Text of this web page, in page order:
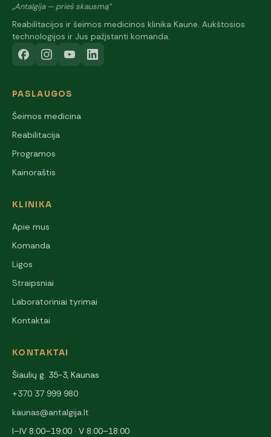
„Antalgija — prieš skausmą"
Reabilitacijos ir šeimos medicinos klinika Kaune. Aukštosios
technologijos ir Jus pažįstanti komanda.
PASLAUGOS
Šeimos medicina
Reabilitacija
Programos
Kainoraštis
KLINIKA
Apie mus
Komanda
Ligos
Straipsniai
Laboratoriniai tyrimai
Kontaktai
KONTAKTAI
Šiaulių g. 35-3, Kaunas
+370 37 999 980
kaunas@antalgija.lt
I–IV 8:00–19:00 · V 8:00–18:00